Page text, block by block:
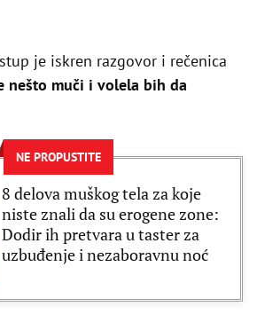
je iskren razgovor i rečenica
nešto muči i volela bih da
NE PROPUSTITE
8 delova muškog tela za koje
niste znali da su erogene zone:
Dodir ih pretvara u taster za
uzbuđenje i nezaboravnu noć